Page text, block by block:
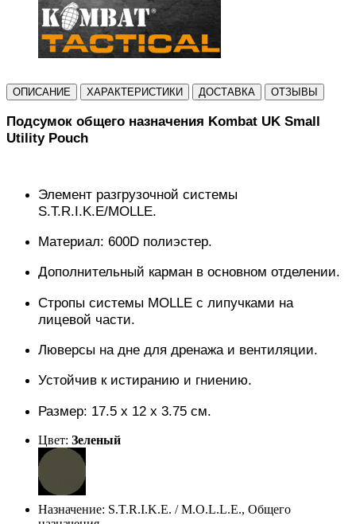
ОПИСАНИЕ ХАРАКТЕРИСТИКИ ДОСТАВКА ОТЗЫВЫ
Подсумок общего назначения Kombat UK Small
Utility Pouch
Элемент разгрузочной системы
S.T.R.I.K.E/MOLLE.
Материал: 600D полиэстер.
Дополнительный карман в основном отделении.
Стропы системы MOLLE с липучками на
лицевой части.
Люверсы на дне для дренажа и вентиляции.
Устойчив к истиранию и гниению.
Размер: 17.5 х 12 х 3.75 см.
Цвет: Зеленый
Назначение: S.T.R.I.K.E. / M.O.L.L.E., Общего